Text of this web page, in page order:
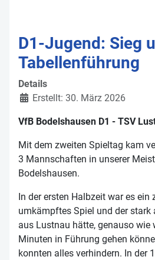
D1-Jugend: Sieg
Tabellenführung
Details
Erstellt: 30. März 2026
VfB Bodelshausen D1 - TSV
Mit dem zweiten Spieltag kam
3 Mannschaften in unserer
Bodelshausen.
In der ersten Halbzeit war es ein
umkämpftes Spiel und der stark
aus Lustnau hätte, genauso wie
Minuten in Führung gehen
konnten alles verhindern. In der